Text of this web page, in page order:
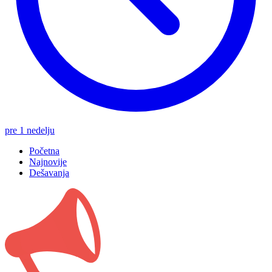
pre 1 nedelju
Početna
Najnovije
Dešavanja